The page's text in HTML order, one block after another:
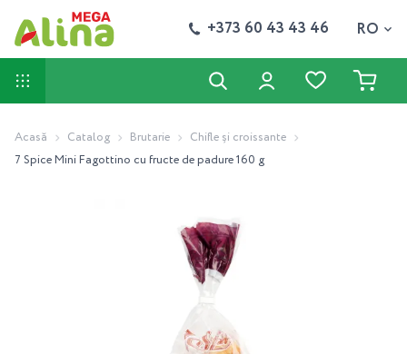
+373 60 43 43 46 RO
Acasă Catalog Brutarie
Chifle și croissante
7 Spice Mini Fagottino cu fructe de padure 160 g